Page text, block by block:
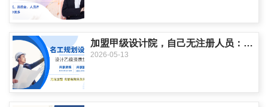
加盟甲级设计院，自己无注册人员：总公司派人投标可行吗？
2026-05-13